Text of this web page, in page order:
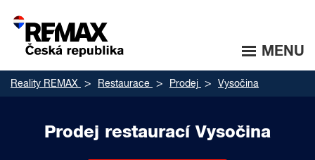
MENU
Reality REMAX Restaurace Prodej Vysočina
Prodej restaurací Vysočina